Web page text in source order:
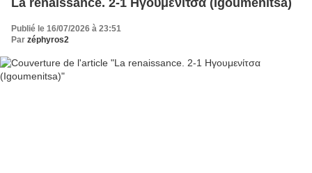
Publié le 16/07/2026 à 23:51
Par zéphyros2